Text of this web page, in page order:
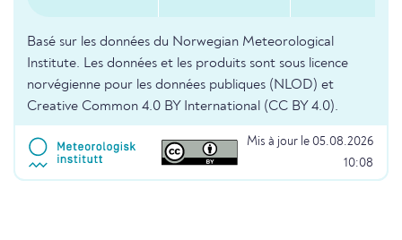
Basé sur les données du Norwegian Meteorological
Institute. Les données et les produits sont sous licence
norvégienne pour les données publiques (NLOD) et
Creative Common 4.0 BY International (CC BY 4.0).
Mis à jour le 05.08.2026
10:08